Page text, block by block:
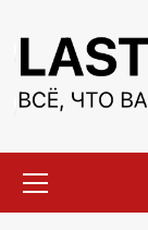
содержимому
меню